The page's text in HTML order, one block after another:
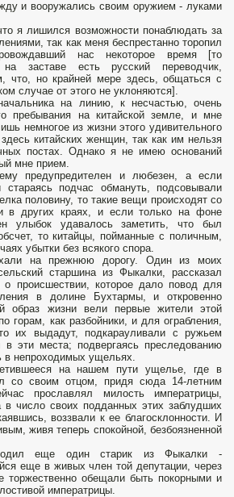
и вооружались своим оружием - луками
я лишился возможности понаблюдать за
так как меня беспрестанно торопил
нас некоторое время [то
на заставе есть русский переводчик,
что, но крайней мере здесь, общаться с
случае от этого не уклоняются].
на линию, к несчастью, очень
пребывания на китайской земле, и мне
немногое из жизни этого удивительного
китайских женщин, так как им нельзя
постах. Однако я не имею оснований
мне прием.
предупредителен и любезен, а если
стараясь подчас обмануть, подсовывали
половину, то такие вещи происходят со
в других краях, и если только на фоне
улыбок удавалось заметить, что был
то китайцы, пойманные с поличным,
убытки без всякого спора.
на прежнюю дорогу. Один из моих
старшина из Фыкалки, рассказал
происшествии, которое дало повод для
в долине Бухтармы, и откровенно
образ жизни вели первые жители этой
горам, как разбойники, и для ограбления,
их выдадут, подкарауливали с ружьем
в эти места; подвергаясь преследованию
в непроходимых ущельях.
на нашем пути ущелье, где в
со своим отцом, придя сюда 14-летним
прославлял милость императрицы,
в число своих подданных этих заблудших
воззвали к ее благосклонности. И
живя теперь спокойной, безбоязненной
еще один старик из Фыкалки -
еще в живых член той депутации, через
торжественно обещали быть покорными и
императрицы.